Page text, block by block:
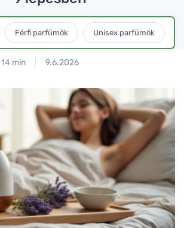
Férfi parfümök Unisex parfümök
14 min 9.6.2026